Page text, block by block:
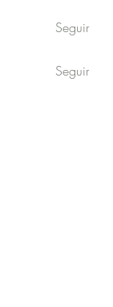
Seguir
Seguir